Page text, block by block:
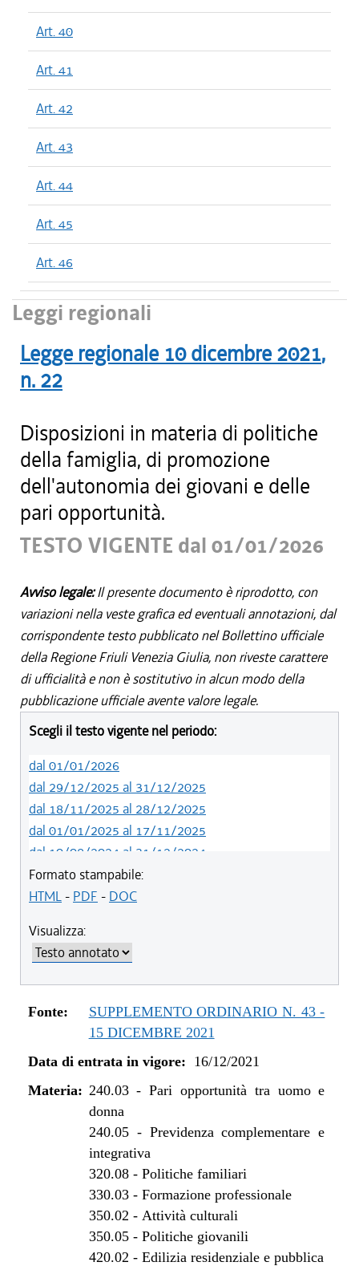
Art. 40
Art. 41
Art. 42
Art. 43
Art. 44
Art. 45
Art. 46
Leggi regionali
Legge regionale 10 dicembre 2021,
n. 22
Disposizioni in materia di politiche
della famiglia, di promozione
dell'autonomia dei giovani e delle
pari opportunità.
TESTO VIGENTE dal 01/01/2026
Avviso legale:Il presente documento è riprodotto, con
variazioni nella veste grafica ed eventuali annotazioni, dal
corrispondente testo pubblicato nel Bollettino ufficiale
della Regione Friuli Venezia Giulia, non riveste carattere
di ufficialità e non è sostitutivo in alcun modo della
pubblicazione ufficiale avente valore legale.
Scegli il testo vigente nel periodo:
dal 01/01/2026
dal 29/12/2025 al 31/12/2025
dal 18/11/2025 al 28/12/2025
dal 01/01/2025 al 17/11/2025
dal 10/08/2024 al 31/12/2024
dal 14/05/2024 al 09/08/2024
dal 01/01/2024 al 13/05/2024
dal 07/03/2023 al 30/10/2023
dal 01/01/2023 al 06/03/2023
dal 10/11/2022 al 31/12/2022
dal 09/08/2022 al 09/11/2022
dal 14/06/2022 al 08/08/2022
Formato stampabile:
HTML- PDF - DOC
Visualizza:
Fonte:
SUPPLEMENTO ORDINARIO N. 43 -
15 DICEMBRE 2021
Data di entrata in vigore: 16/12/2021
Materia: 240.03-Pari opportunità tra uomo e
donna
240.05- Previdenza complementare e
integrativa
320.08- Politiche familiari
330.03- Formazione professionale
350.02 - Attività culturali
350.05- Politiche giovanili
420.02 - Edilizia residenziale e pubblica